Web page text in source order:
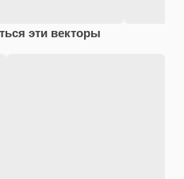
эти векторы